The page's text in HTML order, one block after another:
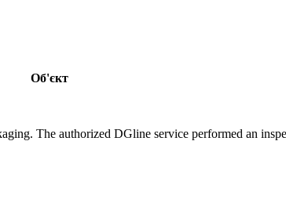
Об'єкт
The authorized DGline service performed an